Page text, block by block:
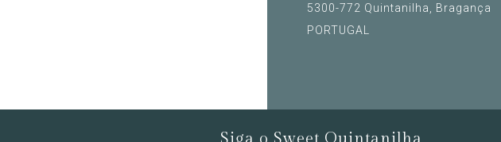
5300-772 Quintanilha, Bragança
PORTUGAL